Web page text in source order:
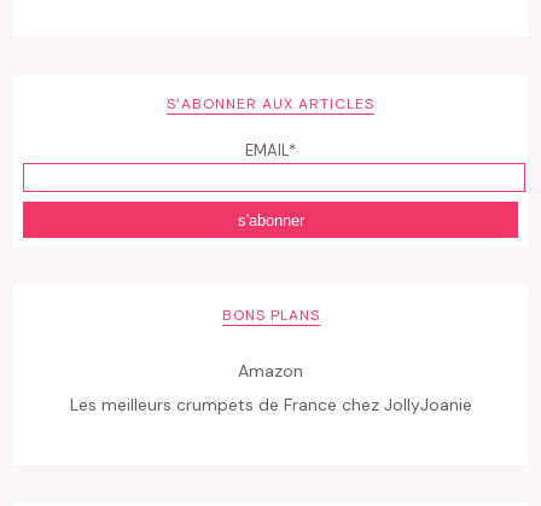
S’ABONNER AUX ARTICLES
EMAIL*
BONS PLANS
Amazon
Les meilleurs crumpets de France chez JollyJoanie